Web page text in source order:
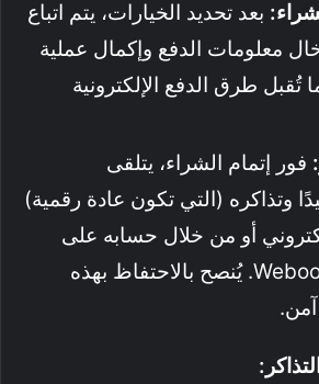
بعد تحديد الخيارات، يتم اتباع
معلومات الدفع وإكمال عملية
تُقبل طرق الدفع الإلكترونية
فور إتمام الشراء، يتلقى
وتذاكره (التي تكون عادة رقمية)
أو من خلال حسابه على
منصة Webook.com. يُنصح بالاحتفاظ بهذه